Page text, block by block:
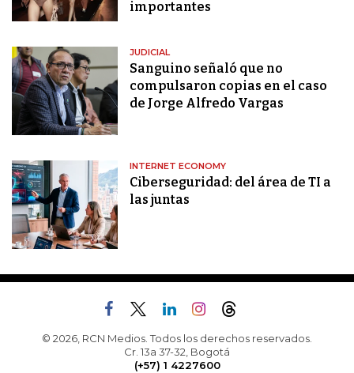
importantes
JUDICIAL
Sanguino señaló que no
compulsaron copias en el caso
de Jorge Alfredo Vargas
INTERNET ECONOMY
Ciberseguridad: del área de TI a
las juntas
© 2026, RCN Medios. Todos los derechos reservados.
Cr. 13a 37-32, Bogotá
(+57) 1 4227600